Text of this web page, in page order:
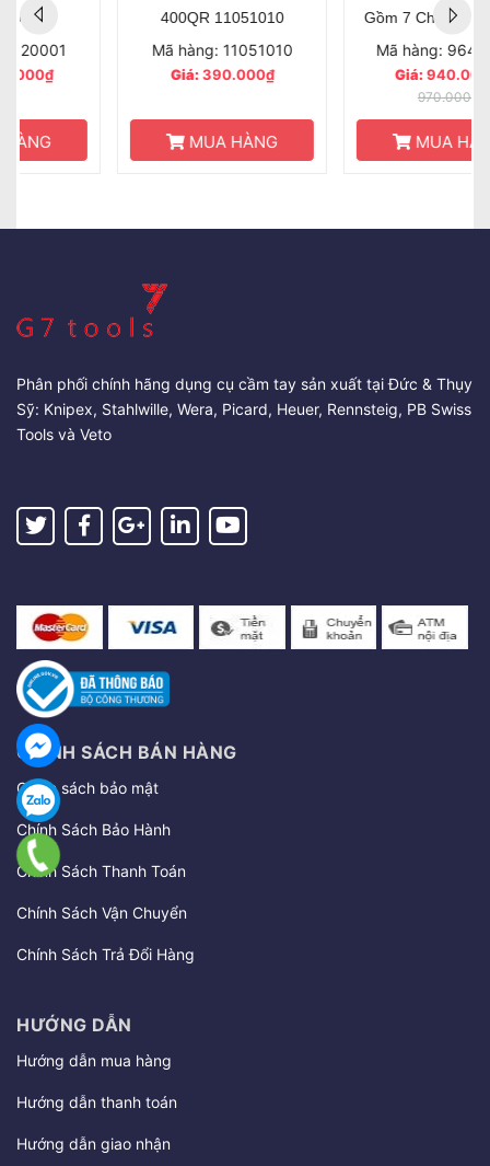
400QR 11051010
Mã hàng: 11051010
390.000₫
MUA HÀNG
Gồm 7 Chi Tiết - Mã sản
phẩm: 96469112
Mã hàng: 96469112
940.000₫
MUA HÀNG
Phân phối chính hãng dụng cụ cầm tay sản xuất tại Đức & Thụy
Sỹ: Knipex, Stahlwille, Wera, Picard, Heuer, Rennsteig, PB Swiss
Tools và Veto
CHÍNH SÁCH BÁN HÀNG
Chính sách bảo mật
Chính Sách Bảo Hành
Chính Sách Thanh Toán
Chính Sách Vận Chuyển
Chính Sách Trả Đổi Hàng
HƯỚNG DẪN
Hướng dẫn mua hàng
Hướng dẫn thanh toán
Hướng dẫn giao nhận